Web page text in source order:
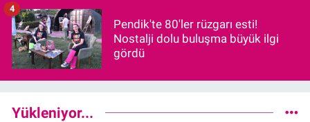
Pendik'te 80'ler rüzgarı esti!
Nostalji dolu buluşma büyük ilgi
gördü
4
Yükleniyor...